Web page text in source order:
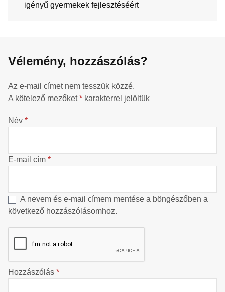
igényű gyermekek fejlesztéséért
Vélemény, hozzászólás?
Az e-mail címet nem tesszük közzé.
A kötelező mezőket* karakterrel jelöltük
Név *
E-mail cím *
A nevem és e-mail címem mentése a böngészőben a
következő hozzászólásomhoz.
Hozzászólás *